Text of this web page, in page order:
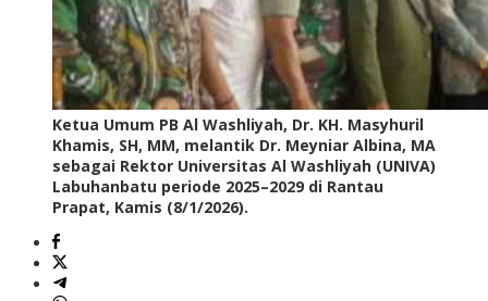
Ketua Umum PB Al Washliyah, Dr. KH. Masyhuril
Khamis, SH, MM, melantik Dr. Meyniar Albina, MA
sebagai Rektor Universitas Al Washliyah (UNIVA)
Labuhanbatu periode 2025–2029 di Rantau
Prapat, Kamis (8/1/2026).